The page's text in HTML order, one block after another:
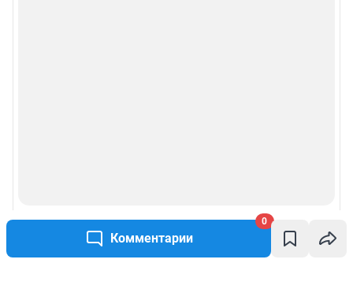
Комментарии
0